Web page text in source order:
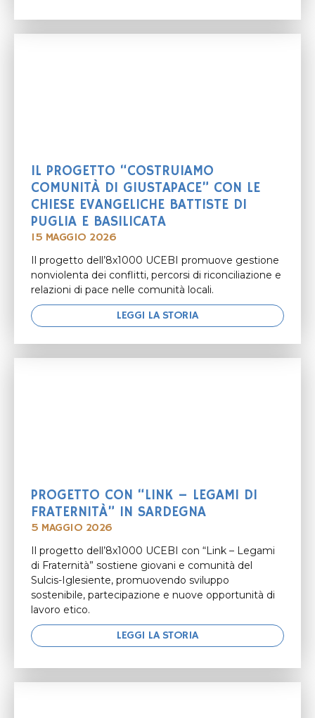
IL PROGETTO “COSTRUIAMO
COMUNITÀ DI GIUSTAPACE” CON LE
CHIESE EVANGELICHE BATTISTE DI
PUGLIA E BASILICATA
15 MAGGIO 2026
Il progetto dell’8x1000 UCEBI promuove gestione
nonviolenta dei conflitti, percorsi di riconciliazione e
relazioni di pace nelle comunità locali.
LEGGI LA STORIA
PROGETTO CON “LINK – LEGAMI DI
FRATERNITÀ” IN SARDEGNA
5 MAGGIO 2026
Il progetto dell’8x1000 UCEBI con “Link – Legami
di Fraternità” sostiene giovani e comunità del
Sulcis-Iglesiente, promuovendo sviluppo
sostenibile, partecipazione e nuove opportunità di
lavoro etico.
LEGGI LA STORIA